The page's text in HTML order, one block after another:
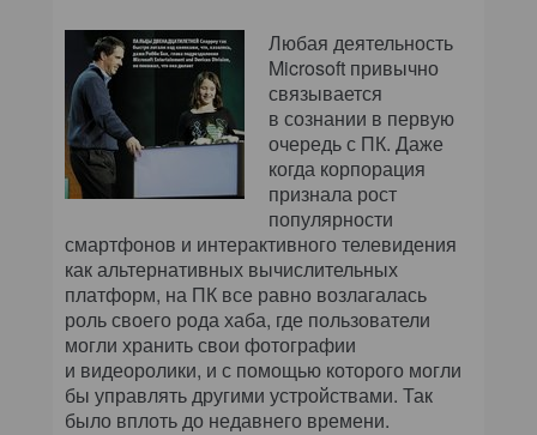
Любая деятельность
Microsoft привычно
связывается
в сознании в первую
очередь с ПК. Даже
когда корпорация
признала рост
популярности
смартфонов и интерактивного телевидения
как альтернативных вычислительных
платформ, на ПК все равно возлагалась
роль своего рода хаба, где пользователи
могли хранить свои фотографии
и видеоролики, и с помощью которого могли
бы управлять другими устройствами. Так
было вплоть до недавнего времени.